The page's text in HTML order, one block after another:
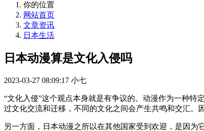
你的位置
网站首页
文章资讯
日本生活
日本动漫算是文化入侵吗
2023-03-27 08:09:17 小七
“文化入侵”这个观点本身就是有争议的。动漫作为一种
过文化交流和迁移，不同的文化之间会产生共鸣和交汇。
另一方面，日本动漫之所以在其他国家受到欢迎，是因